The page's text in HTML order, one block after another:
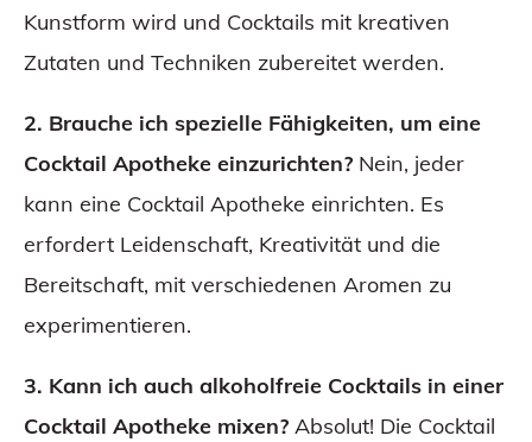
Kunstform wird und Cocktails mit kreativen
Zutaten und Techniken zubereitet werden.
2. Brauche ich spezielle Fähigkeiten, um eine
Cocktail Apotheke einzurichten? Nein, jeder
kann eine Cocktail Apotheke einrichten. Es
erfordert Leidenschaft, Kreativität und die
Bereitschaft, mit verschiedenen Aromen zu
experimentieren.
3. Kann ich auch alkoholfreie Cocktails in einer
Cocktail Apotheke mixen? Absolut! Die Cocktail